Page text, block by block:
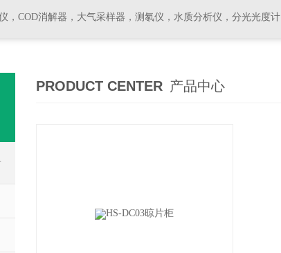
，COD消解器，大气采样器，测氡仪，水质分析仪，分光光度计
PRODUCT CENTER 产品中心